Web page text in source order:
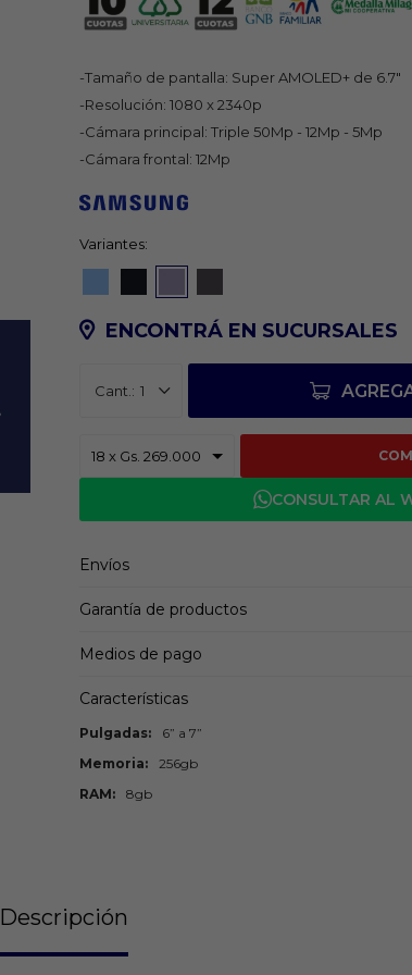
-Tamaño de pantalla: Super AMOLED+ de 6.7"
-Resolución: 1080 x 2340p
-Cámara principal: Triple 50Mp - 12Mp - 5Mp
-Cámara frontal: 12Mp
Variantes:
ENCONTRÁ EN SUCURSALES
1
CONSULTAR AL
Envíos
Garantía de productos
Medios de pago
Características
Pulgadas
6” a 7”
Memoria
256gb
RAM
8gb
Descripción